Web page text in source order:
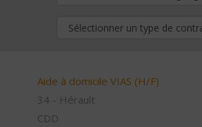
Aide à domicile VIAS (H/F)
34 - Hérault
CDD